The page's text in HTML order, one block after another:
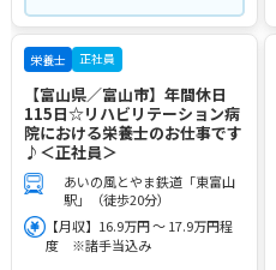
栄養士 正社員
【富山県／富山市】年間休日
115日☆リハビリテーション病
院における栄養士のお仕事です
♪＜正社員＞
あいの風とやま鉄道「東富山
駅」（徒歩20分）
【月収】16.9万円 ～ 17.9万円程
度 ※諸手当込み